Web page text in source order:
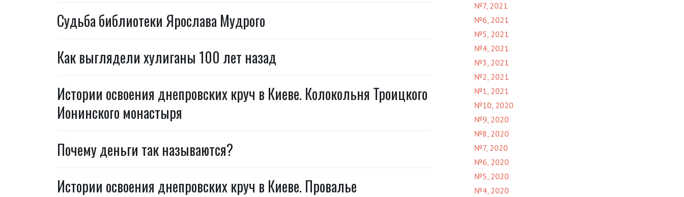
Судьба библиотеки Ярослава Мудрого
Как выглядели хулиганы 100 лет назад
Истории освоения днепровских круч в Киеве. Колокольня Троицкого
Ионинского монастыря
Почему деньги так называются?
Истории освоения днепровских круч в Киеве. Провалье
№7, 2021
№6, 2021
№5, 2021
№4, 2021
№3, 2021
№2, 2021
№1, 2021
№10, 2020
№9, 2020
№8, 2020
№7, 2020
№6, 2020
№5, 2020
№4, 2020